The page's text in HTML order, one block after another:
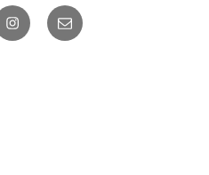
InstagramEmail